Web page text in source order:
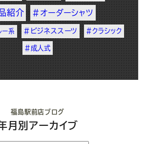
紹介 #オーダーシャツ
ー系 #ビジネススーツ #クラシック
#成人式
福島駅前店ブログ
月別アーカイブ